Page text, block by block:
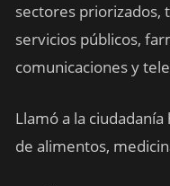
sectores priorizados,
servicios públicos,
comunicaciones y
Llamó a la
de alimentos,